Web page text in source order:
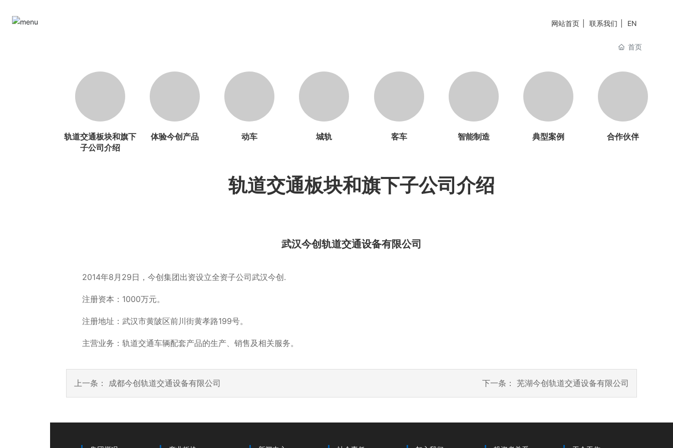
网站首页 联系我们 EN
首页
轨道交通板块和旗下
子公司介绍
体验今创产品 动车 城轨 客车 智能制造 典型案例 合作伙伴
轨道交通板块和旗下子公司介绍
武汉今创轨道交通设备有限公司
2014年8月29日，今创集团出资设立全资子公司武汉今创.
注册资本：1000万元。
注册地址：武汉市黄陂区前川街黄孝路199号。
主营业务：轨道交通车辆配套产品的生产、销售及相关服务。
上一条： 成都今创轨道交通设备有限公司 下一条： 芜湖今创轨道交通设备有限公司